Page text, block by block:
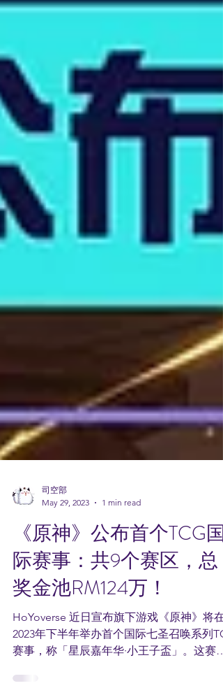
司空部
May 29, 2023
1 min read
《原神》公布首个TCG国
际赛事：共9个赛区，总
奖金池RM124万！
HoYoverse 近日宣布旗下游戏《原神》将在